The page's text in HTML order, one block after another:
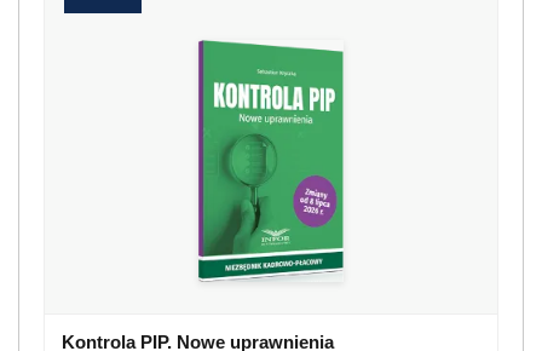
Kontrola PIP. Nowe uprawnienia